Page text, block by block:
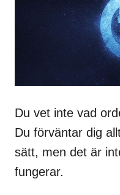
Du vet inte vad
Du förväntar dig
sätt, men det är
fungerar.